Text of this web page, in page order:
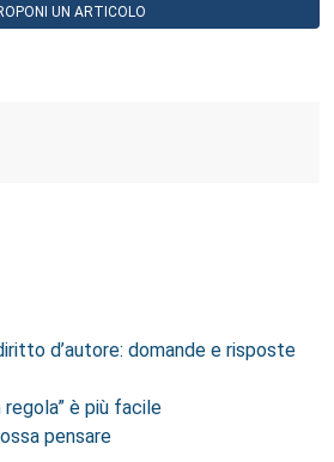
UN ARTICOLO
d’autore: domande e risposte
regola” è più facile
pensare